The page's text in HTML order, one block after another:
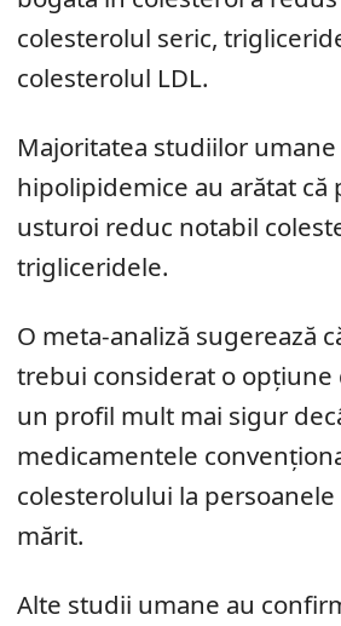
colesterolul seric,
colesterolul LDL.
Majoritatea studiilor
hipolipidemice au arătat că
usturoi reduc notabil
trigliceridele.
O meta-analiză sugerează
trebui considerat o opțiune
un profil mult mai sigur
medicamentele
colesterolului la
mărit.
Alte studii umane au